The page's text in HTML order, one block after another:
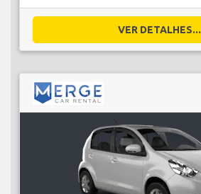
VER DETALHES...